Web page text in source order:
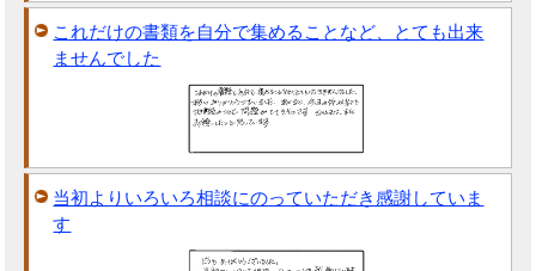
これだけの書類を自分で集めることなど、とても出来
ませんでした
当初よりいろいろ相談にのっていただき感謝していま
す